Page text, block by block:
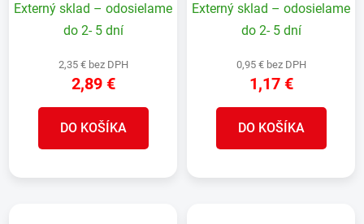
Externý sklad – odosielame
do 2- 5 dní
2,35 € bez DPH
2,89 €
DO KOŠÍKA
Externý sklad – odosielame
do 2- 5 dní
0,95 € bez DPH
1,17 €
DO KOŠÍKA